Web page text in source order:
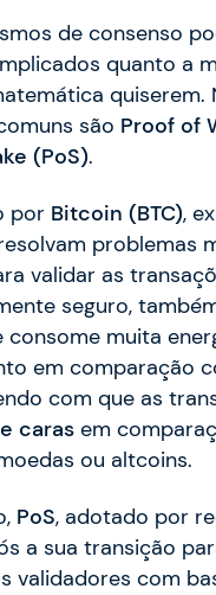
de consenso
quanto a
quiserem.
são Proof of
(PoS).
por Bitcoin (BTC),
problemas
validar as
seguro,
consome muita
em comparação
com que as
caras em
ou altcoins.
PoS, adotado por
a sua transição
validadores com